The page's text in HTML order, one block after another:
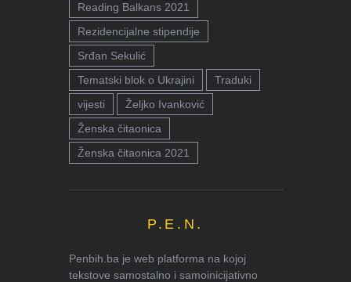
Reading Balkans 2021
Rezidencijalne stipendije
Srđan Sekulić
Tematski blok o Ukrajini
Traduki
vijesti
Željko Ivanković
Ženska čitaonica
Ženska čitaonica 2021
P.E.N.
Penbih.ba je web platforma na kojoj
tekstove samostalno i samoinicijativno